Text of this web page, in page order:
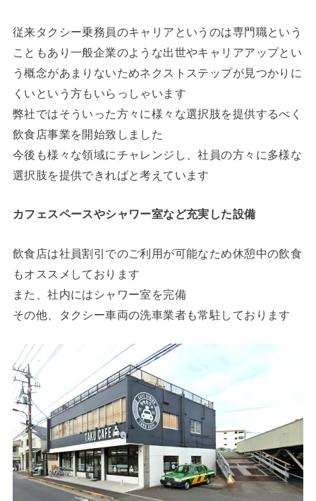
従来タクシー乗務員のキャリアというのは専門職という
こともあり一般企業のような出世やキャリアアップとい
う概念があまりないためネクストステップが見つかりに
くいという方もいらっしゃいます
弊社ではそういった方々に様々な選択肢を提供するべく
飲食店事業を開始致しました
今後も様々な領域にチャレンジし、社員の方々に多様な
選択肢を提供できればと考えています
カフェスペースやシャワー室など充実した設備
飲食店は社員割引でのご利用が可能なため休憩中の飲食
もオススメしております
また、社内にはシャワー室を完備
その他、タクシー車両の洗車業者も常駐しております